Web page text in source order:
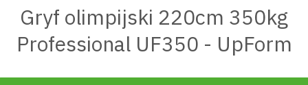
Gryf olimpijski 220cm 350kg
Professional UF350 - UpForm